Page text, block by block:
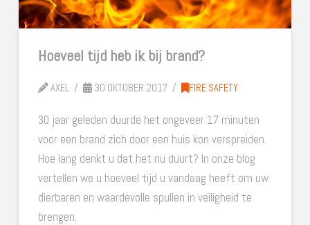
Hoeveel tijd heb ik bij brand?
AXEL 30 OKTOBER 2017 FIRE SAFETY
30 jaar geleden duurde het ongeveer 17 minuten
voor een brand zich door een huis kon verspreiden.
Hoe lang denkt u dat het nu duurt? In onze blog
vertellen we u hoeveel tijd u vandaag heeft om uw
dierbaren en waardevolle spullen in veiligheid te
brengen.